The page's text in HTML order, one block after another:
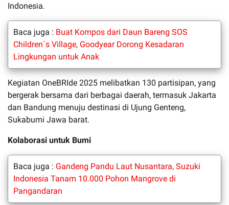
Indonesia.
Baca juga : Buat Kompos dari Daun Bareng SOS
Children`s Village, Goodyear Dorong Kesadaran
Lingkungan untuk Anak
Kegiatan OneBRIde 2025 melibatkan 130 partisipan, yang
bergerak bersama dari berbagai daerah, termasuk Jakarta
dan Bandung menuju destinasi di Ujung Genteng,
Sukabumi Jawa barat.
Kolaborasi untuk Bumi
Baca juga : Gandeng Pandu Laut Nusantara, Suzuki
Indonesia Tanam 10.000 Pohon Mangrove di
Pangandaran